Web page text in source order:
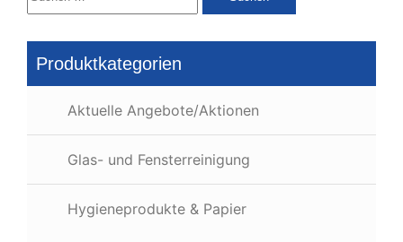
nach:
Produktkategorien
Aktuelle Angebote/Aktionen
Glas- und Fensterreinigung
Hygieneprodukte & Papier